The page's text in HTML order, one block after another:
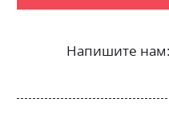
Напишите нам: